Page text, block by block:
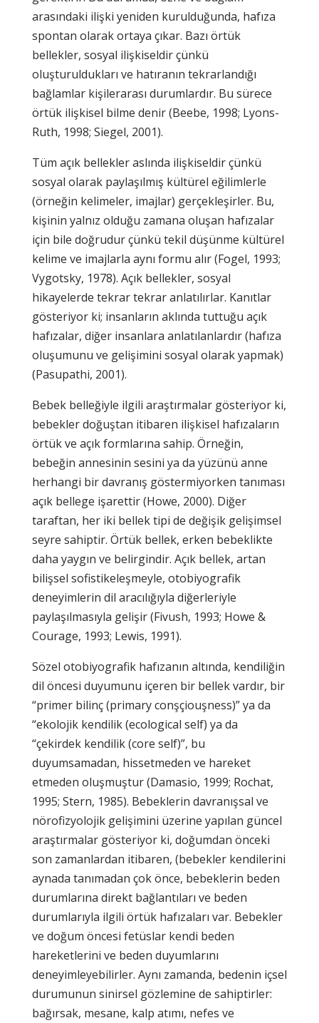
arasındaki ilişki yeniden kurulduğunda, hafıza
spontan olarak ortaya çıkar. Bazı örtük
bellekler, sosyal ilişkiseldir çünkü
oluşturuldukları ve hatıranın tekrarlandığı
bağlamlar kişilerarası durumlardır. Bu sürece
örtük ilişkisel bilme denir (Beebe, 1998; Lyons-
Ruth, 1998; Siegel, 2001).
Tüm açık bellekler aslında ilişkiseldir çünkü
sosyal olarak paylaşılmış kültürel eğilimlerle
(örneğin kelimeler, imajlar) gerçekleşirler. Bu,
kişinin yalnız olduğu zamana oluşan hafızalar
için bile doğrudur çünkü tekil düşünme kültürel
kelime ve imajlarla aynı formu alır (Fogel, 1993;
Vygotsky, 1978). Açık bellekler, sosyal
hikayelerde tekrar tekrar anlatılırlar. Kanıtlar
gösteriyor ki; insanların aklında tuttuğu açık
hafızalar, diğer insanlara anlatılanlardır (hafıza
oluşumunu ve gelişimini sosyal olarak yapmak)
(Pasupathi, 2001).
Bebek belleğiyle ilgili araştırmalar gösteriyor ki,
bebekler doğuştan itibaren ilişkisel hafızaların
örtük ve açık formlarına sahip. Örneğin,
bebeğin annesinin sesini ya da yüzünü anne
herhangi bir davranış göstermiyorken tanıması
açık bellege işarettir (Howe, 2000). Diğer
taraftan, her iki bellek tipi de değişik gelişimsel
seyre sahiptir. Örtük bellek, erken bebeklikte
daha yaygın ve belirgindir. Açık bellek, artan
bilişsel sofistikeleşmeyle, otobiyografik
deneyimlerin dil aracılığıyla diğerleriyle
paylaşılmasıyla gelişir (Fivush, 1993; Howe &
Courage, 1993; Lewis, 1991).
Sözel otobiyografik hafızanın altında, kendiliğin
dil öncesi duyumunu içeren bir bellek vardır, bir
“primer bilinç (primary conşçiouşness)” ya da
“ekolojik kendilik (ecological self) ya da
“çekirdek kendilik (core self)”, bu
duyumsamadan, hissetmeden ve hareket
etmeden oluşmuştur (Damasio, 1999; Rochat,
1995; Stern, 1985). Bebeklerin davranışsal ve
nörofizyolojik gelişimini üzerine yapılan güncel
araştırmalar gösteriyor ki, doğumdan önceki
son zamanlardan itibaren, (bebekler kendilerini
aynada tanımadan çok önce, bebeklerin beden
durumlarına direkt bağlantıları ve beden
durumlarıyla ilgili örtük hafızaları var. Bebekler
ve doğum öncesi fetüslar kendi beden
hareketlerini ve beden duyumlarını
deneyimleyebilirler. Aynı zamanda, bedenin içsel
durumunun sinirsel gözlemine de sahiptirler:
bağırsak, mesane, kalp atımı, nefes ve